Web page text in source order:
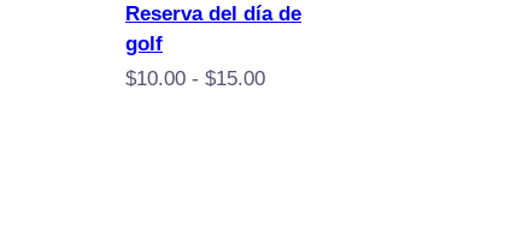
Reserva del día de
golf
$10.00 - $15.00Rango